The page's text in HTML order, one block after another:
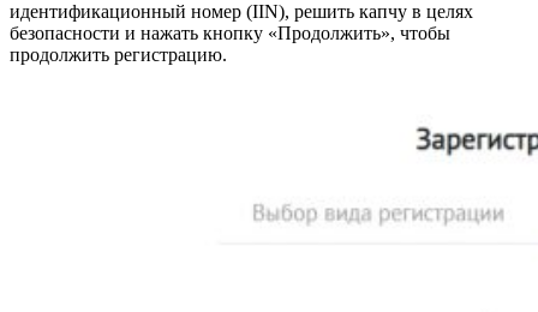
идентификационный номер (IIN), решить капчу в целях
безопасности и нажать кнопку «Продолжить», чтобы
продолжить регистрацию.